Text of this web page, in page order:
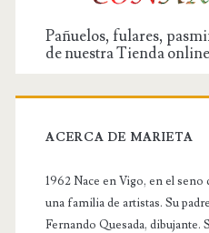
Pañuelos, fulares,
de nuestra Tienda online
ACERCA DE MARIETA
1962 Nace en Vigo, en el seno
una familia de artistas. Su padre
Fernando Quesada, dibujante.